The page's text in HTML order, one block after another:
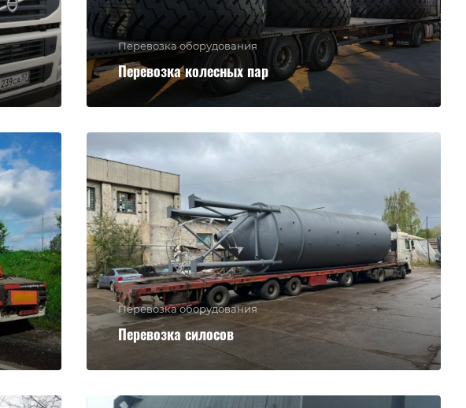
Перевозка оборудования
Перевозка колесных пар
Перевозка оборудования
Перевозка силосов